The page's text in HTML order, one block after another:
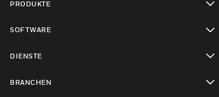
PRODUKTE
SOFTWARE
DIENSTE
BRANCHEN